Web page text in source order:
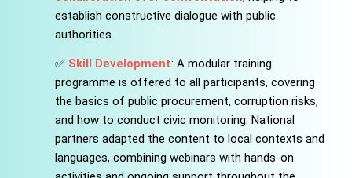
establish constructive dialogue with public
authorities.
✅ Skill Development: A modular training
programme is offered to all participants, covering
the basics of public procurement, corruption risks,
and how to conduct civic monitoring. National
partners adapted the content to local contexts and
languages, combining webinars with hands-on